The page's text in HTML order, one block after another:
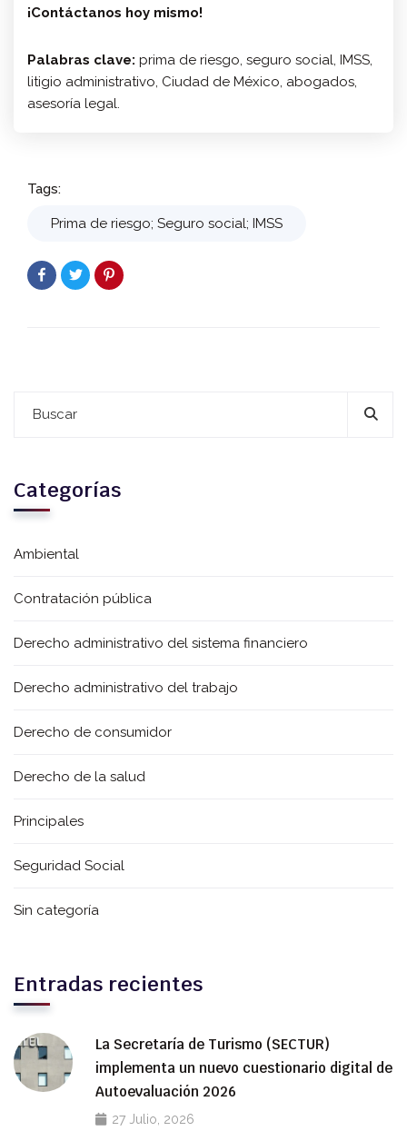
¡Contáctanos hoy mismo!
Palabras clave: prima de riesgo, seguro social, IMSS,
litigio administrativo, Ciudad de México, abogados,
asesoría legal.
Tags:
Prima de riesgo; Seguro social; IMSS
Categorías
Ambiental
Contratación pública
Derecho administrativo del sistema financiero
Derecho administrativo del trabajo
Derecho de consumidor
Derecho de la salud
Principales
Seguridad Social
Sin categoría
Entradas recientes
La Secretaría de Turismo (SECTUR)
implementa un nuevo cuestionario digital de
Autoevaluación 2026
27 Julio, 2026